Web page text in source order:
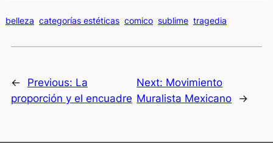
belleza categorías estéticas comico sublime tragedia
← Previous: La
proporción y el encuadre
Next: Movimiento
Muralista Mexicano
→